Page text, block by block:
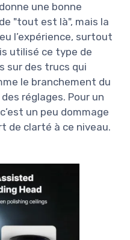
une bonne
"tout est là", mais la
l’expérience, surtout
utilisé ce type de
sur des trucs qui
le branchement du
réglages. Pour un
un peu dommage
de clarté à ce niveau.